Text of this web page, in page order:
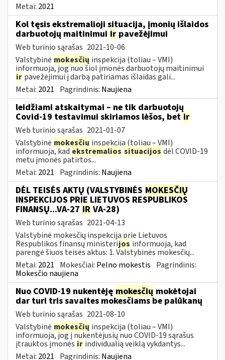
Metai: 2021
Kol tęsis ekstremalioji situacija, įmonių išlaidos
darbuotojų maitinimui ir pavežėjimui
Web turinio sąrašas 2021-10-06
Valstybinė mokesčių inspekcija (toliau – VMI)
informuoja, jog nuo šiol įmonės darbuotojų maitinimui
ir pavežėjimui į darbą patiriamas išlaidas gali...
Metai: 2021 Pagrindinis: Naujiena
leidžiami atskaitymai – ne tik darbuotojų
Covid-19 testavimui skiriamos lėšos, bet ir
Web turinio sąrašas 2021-01-07
Valstybinė mokesčių inspekcija (toliau – VMI)
informuoja, kadekstremalios situacijos dėl COVID-19
metu įmonės patirtos...
Metai: 2021 Pagrindinis: Naujiena
DĖL TEISĖS AKTŲ (VALSTYBINĖS MOKESČIŲ
INSPEKCIJOS PRIE LIETUVOS RESPUBLIKOS
FINANSŲ...VA-27 IR VA-28)
Web turinio sąrašas 2021-04-13
Valstybinė mokesčių inspekcija prie Lietuvos
Respublikos finansų ministerijos informuoja, kad
parengė šiuos teisės aktus: 1. Valstybinės mokesčių...
Metai: 2021 Mokesčiai: Pelno mokestis Pagrindinis:
Mokesčio naujiena
Nuo COVID-19 nukentėję mokesčių mokėtojai
dar turi tris savaites mokesčiams be palūkanų
Web turinio sąrašas 2021-08-10
Valstybinė mokesčių inspekcija (toliau – VMI)
informuoja, jog į nukentėjusių nuo COVID-19 sąrašus
įtrauktos įmonės ir individualią veiklą vykdantys...
Metai: 2021 Pagrindinis: Naujiena